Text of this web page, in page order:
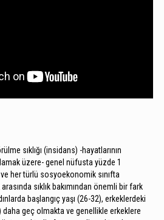
sıklığı (insidans) -hayatlarının
üzere- genel nüfusta yüzde 1
her türlü sosyoekonomik sınıfta
sıklık bakımından önemli bir fark
başlangıç yaşı (26-32), erkeklerdeki
daha geç olmakta ve genellikle erkeklere